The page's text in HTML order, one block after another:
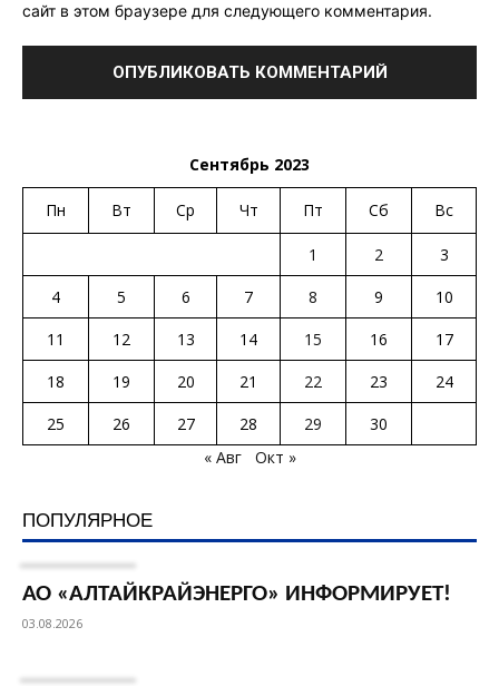
сайт в этом браузере для следующего комментария.
Сентябрь 2023
Пн Вт Ср Чт Пт Сб Вс
1 2
3
4
5 6 7 8 9
10
11
12 13 14 15 16
17
18
19 20 21 22 23
24
25
26 27 28 29
30
« Авг
Окт »
ПОПУЛЯРНОЕ
АО «АЛТАЙКРАЙЭНЕРГО» ИНФОРМИРУЕТ!
03.08.2026